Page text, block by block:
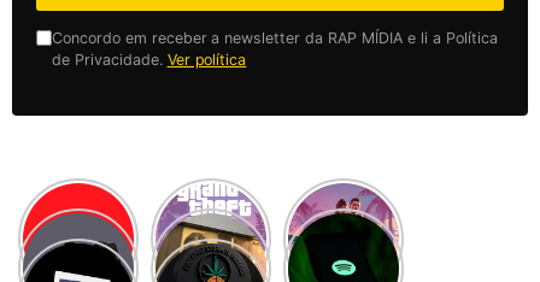
Concordo em receber a newsletter da RAP MÍDIA e li a Política
de Privacidade. Ver política